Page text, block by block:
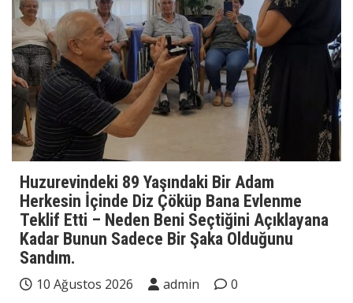
Huzurevindeki 89 Yaşındaki Bir Adam
Herkesin İçinde Diz Çöküp Bana Evlenme
Teklif Etti – Neden Beni Seçtiğini Açıklayana
Kadar Bunun Sadece Bir Şaka Olduğunu
Sandım.
10 Ağustos 2026 admin
0